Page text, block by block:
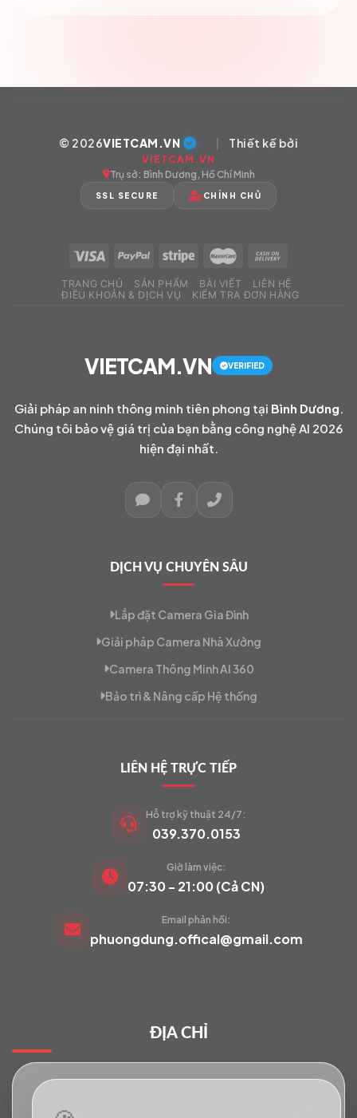
VIETCAM.VN
Đang trực tuyến
© 2026VIETCAM.VN | Thiết kế bởi
VIETCAM.VN
Trụ sở: Bình Dương, Hồ Chí Minh
SSL SECURE CHÍNH CHỦ
TRANG CHỦ SẢN PHẨM BÀI VIẾT
LIÊN HỆ
ĐIỀU KHOẢN & DỊCH VỤ
KIỂM TRA ĐƠN HÀNG
VIETCAM.VN VERIFIED
Giải pháp an ninh thông minh tiên phong tại Bình Dương
Chúng tôi bảo vệ giá trị của bạn bằng công nghệ AI 2026
hiện đại nhất.
DỊCH VỤ CHUYÊN SÂU
Lắp đặt Camera Gia Đình
Giải pháp Camera Nhà Xưởng
Camera Thông Minh AI 360
Bảo trì & Nâng cấp Hệ thống
LIÊN HỆ TRỰC TIẾP
Hỗ trợ kỹ thuật 24/7:
039.370.0153
Giờ làm việc:
07:30 - 21:00 (Cả CN)
Email phản hồi:
phuongdung.offical@gmail.com
ĐỊA CHỈ